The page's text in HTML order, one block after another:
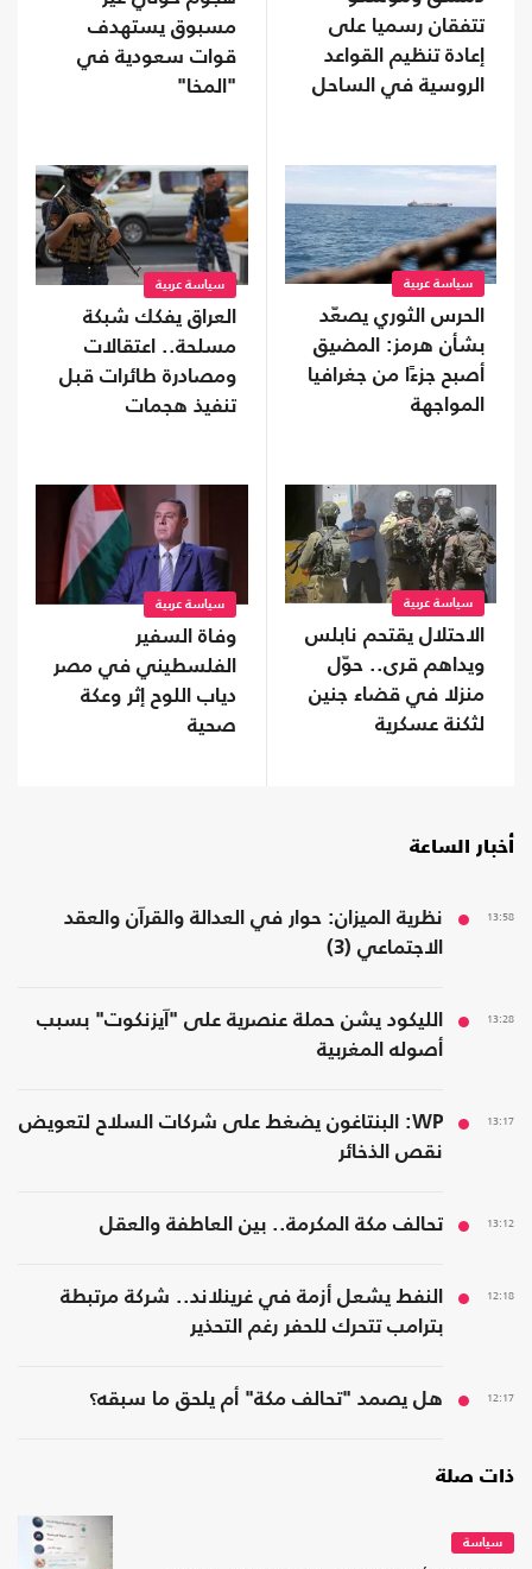
تتفقان رسميا على
إعادة تنظيم القواعد
الروسية في الساحل
مسبوق يستهدف
قوات سعودية في
"المخا"
سياسة عربية
الحرس الثوري يصعّد
بشأن هرمز: المضيق
أصبح جزءًا من جغرافيا
المواجهة
سياسة عربية
العراق يفكك شبكة
مسلحة.. اعتقالات
ومصادرة طائرات قبل
تنفيذ هجمات
سياسة عربية
الاحتلال يقتحم نابلس
ويداهم قرى.. حوّل
منزلا في قضاء جنين
لثكنة عسكرية
سياسة عربية
وفاة السفير
الفلسطيني في مصر
دياب اللوح إثر وعكة
صحية
أخبار الساعة
13:58
نظرية الميزان: حوار في العدالة والقرآن والعقد
الاجتماعي (3)
13:28
الليكود يشن حملة عنصرية على "آيزنكوت" بسبب
أصوله المغربية
13:17
WP: البنتاغون يضغط على شركات السلاح لتعويض
نقص الذخائر
13:12 تحالف مكة المكرمة.. بين العاطفة والعقل
12:18
النفط يشعل أزمة في غرينلاند.. شركة مرتبطة
بترامب تتحرك للحفر رغم التحذير
12:17 هل يصمد "تحالف مكة" أم يلحق ما سبقه؟
ذات صلة
سياسة